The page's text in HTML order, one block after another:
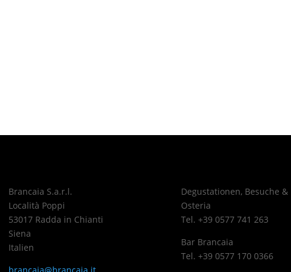
Brancaia S.a.r.l.
Località Poppi
53017 Radda in Chianti
Siena
Italien
brancaia@brancaia.it
Degustationen, Besuche &
Osteria
Tel. +39 0577 741 263
Bar Brancaia
Tel. +39 0577 170 0366